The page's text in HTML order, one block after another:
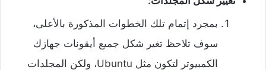
بمجرد إتمام تلك الخطوات المذكورة بالأعلى،
سوف تلاحظ تغير شكل جميع أيقونات جهازك
الكمبيوتر لتكون مثل Ubuntu، ولكن المجلدات